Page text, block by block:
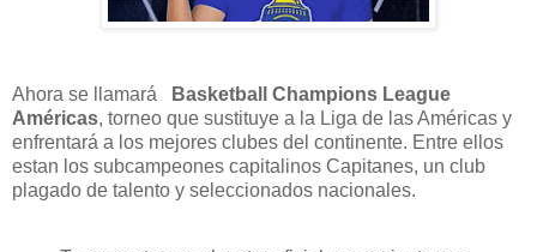
Ahora se llamará
Basketball Champions League
Américas, torneo que sustituye a la Liga de las Américas y
enfrentará a los mejores clubes del continente. Entre ellos
estan los subcampeones capitalinos Capitanes, un club
plagado de talento y seleccionados nacionales.